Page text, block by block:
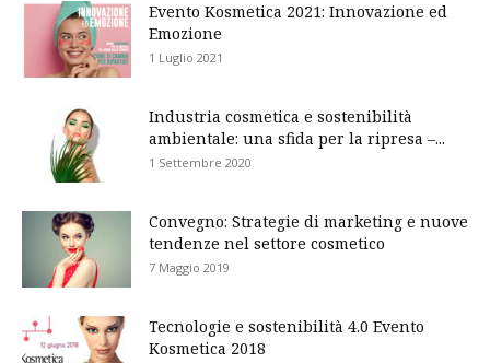
Evento Kosmetica 2021: Innovazione ed
Emozione
1 Luglio 2021
Industria cosmetica e sostenibilità
ambientale: una sfida per la ripresa –...
1 Settembre 2020
Convegno: Strategie di marketing e nuove
tendenze nel settore cosmetico
7 Maggio 2019
Tecnologie e sostenibilità 4.0 Evento
Kosmetica 2018